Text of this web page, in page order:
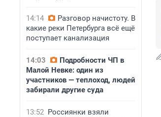
14:14
Разговор начистоту. В
какие реки Петербурга всё ещё
поступает канализация
14:03
Подробности ЧП в
Малой Невке: один из
участников — теплоход, людей
забирали другие суда
13:52 Россиянки взяли